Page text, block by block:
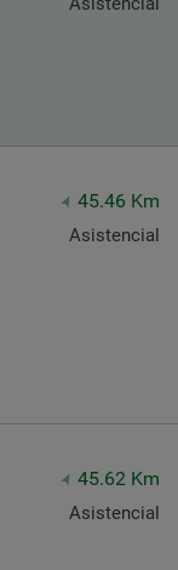
45.46 Km
Asistencial
45.62 Km
Asistencial